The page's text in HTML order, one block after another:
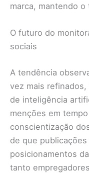
marca, mantendo
O futuro do
sociais
A tendência
vez mais
de inteligência
menções em
conscientização
de que
posicionamentos
tanto